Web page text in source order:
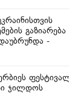
გაზიარება
-
ჯილდოს